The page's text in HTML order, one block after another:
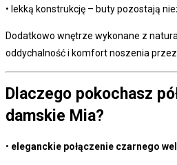
• lekką konstrukcję – buty pozostają
Dodatkowo wnętrze wykonane z
oddychalność i komfort noszenia przez
Dlaczego pokochasz
damskie Mia?
• eleganckie połączenie czarnego